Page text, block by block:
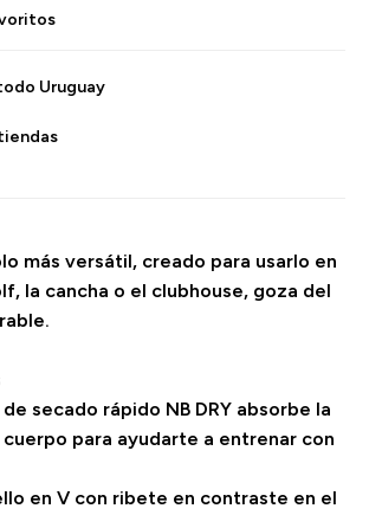
Uruguay
más versátil, creado para usarlo en
la cancha o el clubhouse, goza del
secado rápido NB DRY absorbe la
para ayudarte a entrenar con
en V con ribete en contraste en el